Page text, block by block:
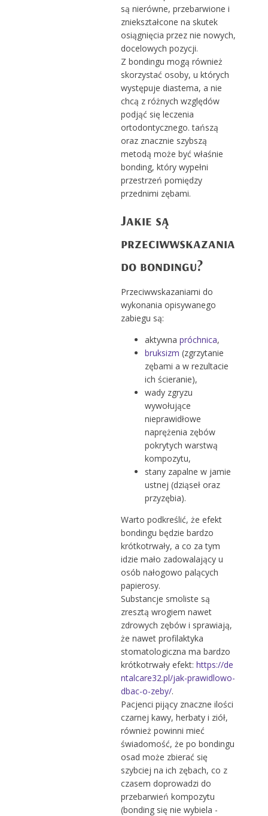
są nierówne, przebarwione i
zniekształcone na skutek
osiągnięcia przez nie nowych,
docelowych pozycji.
Z bondingu mogą również
skorzystać osoby, u których
występuje diastema, a nie
chcą z różnych względów
podjąć się leczenia
ortodontycznego. tańszą
oraz znacznie szybszą
metodą może być właśnie
bonding, który wypełni
przestrzeń pomiędzy
przednimi zębami.
Jakie są
przeciwwskazania
do bondingu?
Przeciwwskazaniami do
wykonania opisywanego
zabiegu są:
aktywna próchnica,
bruksizm (zgrzytanie
zębami a w rezultacie
ich ścieranie),
wady zgryzu
wywołujące
nieprawidłowe
naprężenia zębów
pokrytych warstwą
kompozytu,
stany zapalne w jamie
ustnej (dziąseł oraz
przyzębia).
Warto podkreślić, że efekt
bondingu będzie bardzo
krótkotrwały, a co za tym
idzie mało zadowalający u
osób nałogowo palących
papierosy.
Substancje smoliste są
zresztą wrogiem nawet
zdrowych zębów i sprawiają,
że nawet profilaktyka
stomatologiczna ma bardzo
krótkotrwały efekt: https://de
ntalcare32.pl/jak-prawidlowo-
dbac-o-zeby/.
Pacjenci pijący znaczne ilości
czarnej kawy, herbaty i ziół,
również powinni mieć
świadomość, że po bondingu
osad może zbierać się
szybciej na ich zębach, co z
czasem doprowadzi do
przebarwień kompozytu
(bonding się nie wybiela -